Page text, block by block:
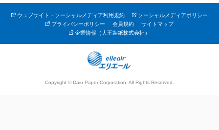
ウェブサイト・ソーシャルメディア利用規約
ソーシャルメディアポリシー
プライバシーポリシー
会員規約
サイトマップ
企業情報（大王製紙株式会社）
Copyright © Daio Paper Corporation. All Rights Reserved.